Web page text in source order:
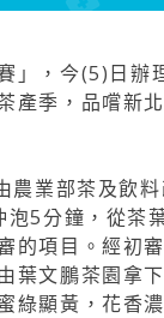
」，今(5)日辦
產季，品嚐新
業部茶及飲
5分鐘，從茶
的項目。經初
葉文鵬茶園拿
綠顯黃，花香